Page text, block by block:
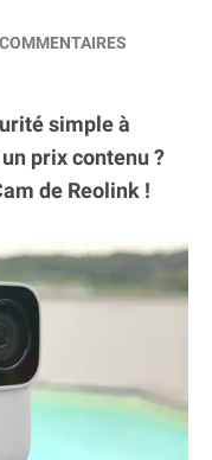
COMMENTAIRES
simple à
prix contenu ?
de Reolink !